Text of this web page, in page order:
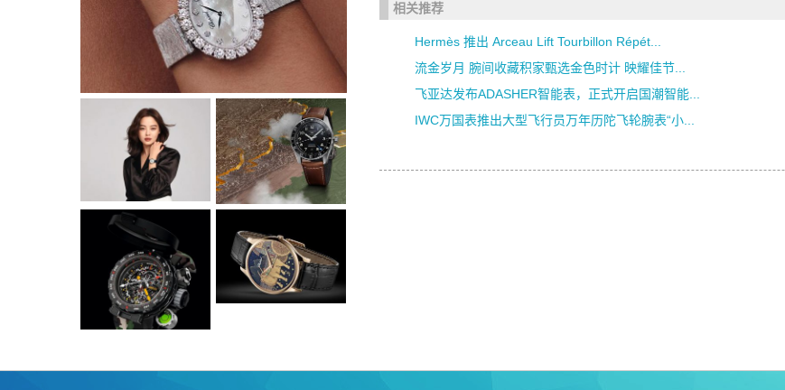
相关推荐
Hermès 推出 Arceau Lift Tourbillon Répét...
流金岁月 腕间收藏积家甄选金色时计 映耀佳节...
飞亚达发布ADASHER智能表，正式开启国潮智能...
IWC万国表推出大型飞行员万年历陀飞轮腕表“小...